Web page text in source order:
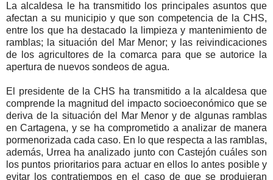
La alcaldesa le ha transmitido los principales asuntos que
afectan a su municipio y que son competencia de la CHS,
entre los que ha destacado la limpieza y mantenimiento de
ramblas; la situación del Mar Menor; y las reivindicaciones
de los agricultores de la comarca para que se autorice la
apertura de nuevos sondeos de agua.
El presidente de la CHS ha transmitido a la alcaldesa que
comprende la magnitud del impacto socioeconómico que se
deriva de la situación del Mar Menor y de algunas ramblas
en Cartagena, y se ha comprometido a analizar de manera
pormenorizada cada caso. En lo que respecta a las ramblas,
además, Urrea ha analizado junto con Castejón cuáles son
los puntos prioritarios para actuar en ellos lo antes posible y
evitar los contratiempos en el caso de que se produjeran